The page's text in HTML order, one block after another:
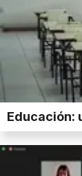
Educación: